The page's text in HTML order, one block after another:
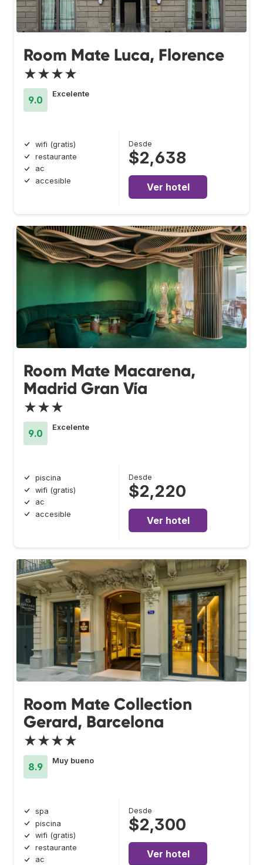
Room Mate Luca, Florence
★★★★
9.0
Excelente
wifi (gratis)
restaurante
ac
accesible
Desde
$2,638
Ver hotel
Room Mate Macarena,
Madrid Gran Vía
★★★
9.0
Excelente
piscina
wifi (gratis)
ac
accesible
Desde
$2,220
Ver hotel
Room Mate Collection
Gerard, Barcelona
★★★★
8.9
Muy bueno
spa
piscina
wifi (gratis)
restaurante
ac
Desde
$2,300
Ver hotel